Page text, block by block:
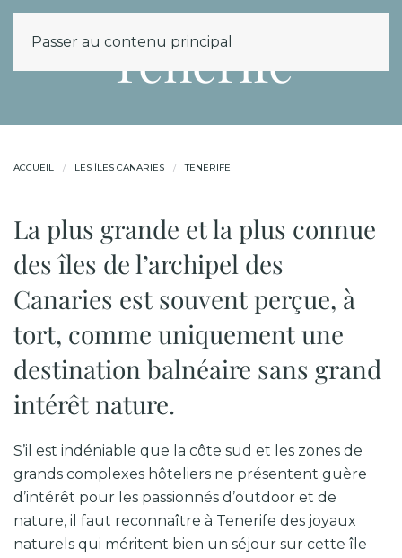
Passer au contenu principal
Tenerife
ACCUEIL LES ÎLES CANARIES TENERIFE
La plus grande et la plus connue
des îles de l’archipel des
Canaries est souvent perçue, à
tort, comme uniquement une
destination balnéaire sans grand
intérêt nature.
S’il est indéniable que la côte sud et les zones de
grands complexes hôteliers ne présentent guère
d’intérêt pour les passionnés d’outdoor et de
nature, il faut reconnaître à Tenerife des joyaux
naturels qui méritent bien un séjour sur cette île